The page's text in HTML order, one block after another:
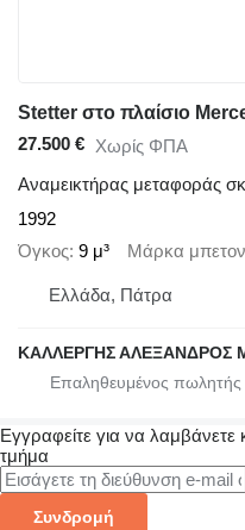
Stetter στο πλαίσιο
27.500 € Χωρίς ΦΠΑ
Αναμεικτήρας μεταφοράς
1992
Όγκος 9 μ³ Μάρκα
Ελλάδα, Πάτρα
ΚΑΛΛΕΡΓΗΣ
Εγγραφείτε για να λαμβάνετε
τμήμα
Συνδρομή